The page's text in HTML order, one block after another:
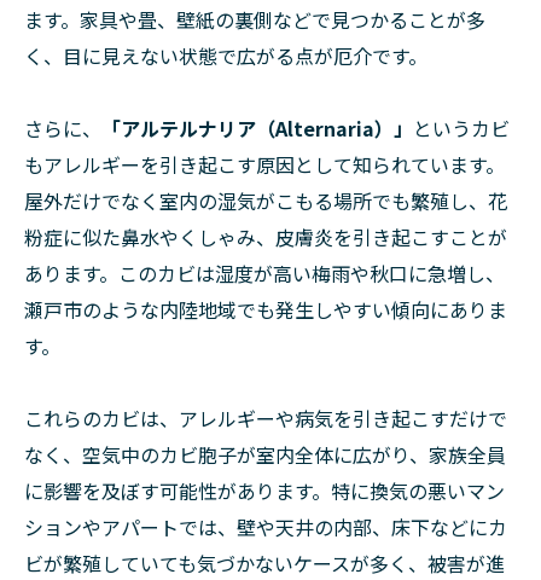
ます。家具や畳、壁紙の裏側などで見つかることが多
く、目に見えない状態で広がる点が厄介です。
さらに、 「アルテルナリア（Alternaria）」 というカビ
もアレルギーを引き起こす原因として知られています。
屋外だけでなく室内の湿気がこもる場所でも繁殖し、花
粉症に似た鼻水やくしゃみ、皮膚炎を引き起こすことが
あります。このカビは湿度が高い梅雨や秋口に急増し、
瀬戸市のような内陸地域でも発生しやすい傾向にありま
す。
これらのカビは、アレルギーや病気を引き起こすだけで
なく、空気中のカビ胞子が室内全体に広がり、家族全員
に影響を及ぼす可能性があります。特に換気の悪いマン
ションやアパートでは、壁や天井の内部、床下などにカ
ビが繁殖していても気づかないケースが多く、被害が進